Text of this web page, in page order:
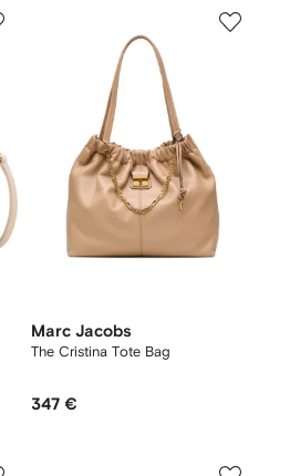
Marc Jacobs
The Cristina Tote Bag
347 €